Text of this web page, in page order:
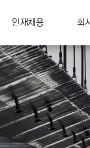
인재채용 회